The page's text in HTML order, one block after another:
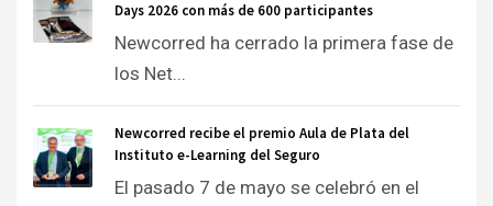
Days 2026 con más de 600 participantes
Newcorred ha cerrado la primera fase de
los Net...
Newcorred recibe el premio Aula de Plata del
Instituto e-Learning del Seguro
El pasado 7 de mayo se celebró en el